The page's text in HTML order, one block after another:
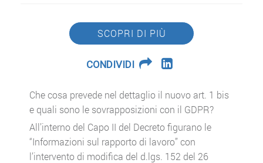
SCOPRI DI PIÙ
CONDIVIDI
Che cosa prevede nel dettaglio il nuovo art. 1 bis
e quali sono le sovrapposizioni con il GDPR?
All’interno del Capo II del Decreto figurano le
“Informazioni sul rapporto di lavoro” con
l’intervento di modifica del d.lgs. 152 del 26